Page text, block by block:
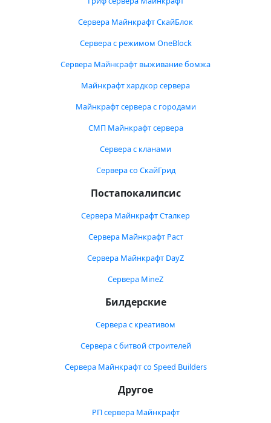
Сервера Майнкрафт СкайБлок
Сервера с режимом OneBlock
Сервера Майнкрафт выживание бомжа
Майнкрафт хардкор сервера
Майнкрафт сервера с городами
СМП Майнкрафт сервера
Сервера с кланами
Сервера со СкайГрид
Постапокалипсис
Сервера Майнкрафт Сталкер
Сервера Майнкрафт Раст
Сервера Майнкрафт DayZ
Сервера MineZ
Билдерские
Сервера с креативом
Сервера с битвой строителей
Сервера Майнкрафт со Speed Builders
Другое
РП сервера Майнкрафт